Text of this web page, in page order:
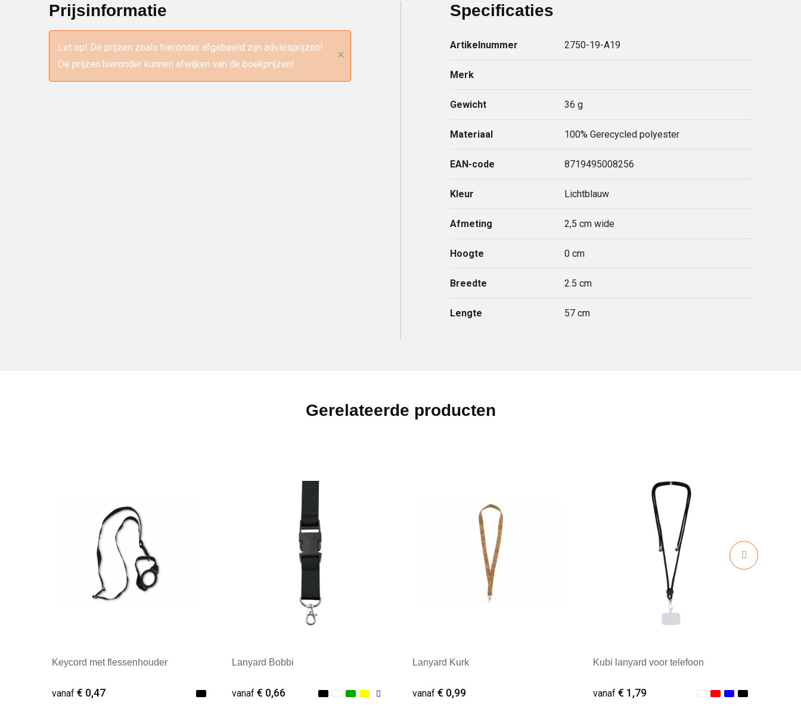
Prijsinformatie
Let op! De prijzen zoals hieronder afgebeeld zijn adviesprijzen!
De prijzen hieronder kunnen afwijken van de boekprijzen!
×
Specificaties
Artikelnummer 2750-19-A19
Merk
Gewicht 36 g
Materiaal 100% Gerecycled polyester
EAN-code 8719495008256
Kleur Lichtblauw
Afmeting 2,5 cm wide
Hoogte 0 cm
Breedte 2.5 cm
Lengte 57 cm
Gerelateerde producten
Keycord met flessenhouder
vanaf € 0,47
Lanyard Bobbi
vanaf€ 0,66
Lanyard Kurk
vanaf € 0,99
Kubi lanyard voor telefoon
vanaf € 1,79